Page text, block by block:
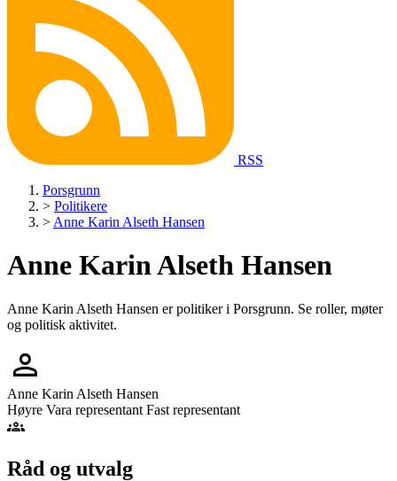
RSS
Porsgrunn
> Politikere
> Anne Karin Alseth Hansen
Anne Karin Alseth Hansen
Anne Karin Alseth Hansen er politiker i Porsgrunn. Se roller, møter
og politisk aktivitet.
person
Anne Karin Alseth Hansen
Høyre Vara representant Fast representant
groups
Råd og utvalg